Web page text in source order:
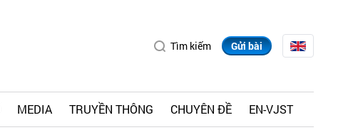
Tìm kiếm Gửi bài
MEDIA TRUYỀN THÔNG CHUYÊN ĐỀ EN-VJST